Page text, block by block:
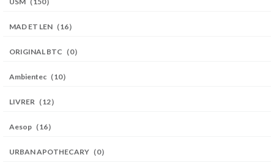
MAD ET LEN（16）
ORIGINAL BTC（0）
Ambientec（10）
LIVRER（12）
Aesop（16）
URBAN APOTHECARY（0）